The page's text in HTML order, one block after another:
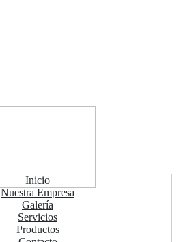
Inicio
Nuestra Empresa
Galería
Servicios
Productos